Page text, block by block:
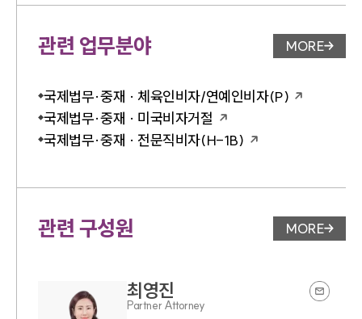
관련 업무분야 업무분야
MORE
국제법무·중재 · 체육인비자/연예인비자(P)
국제법무·중재 · 미국비자거절
국제법무·중재 · 전문직비자(H-1B)
관련 구성원 변호사 페
MORE
최영진
Partner Attorney